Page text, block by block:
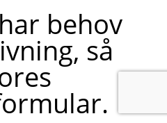
behov
så